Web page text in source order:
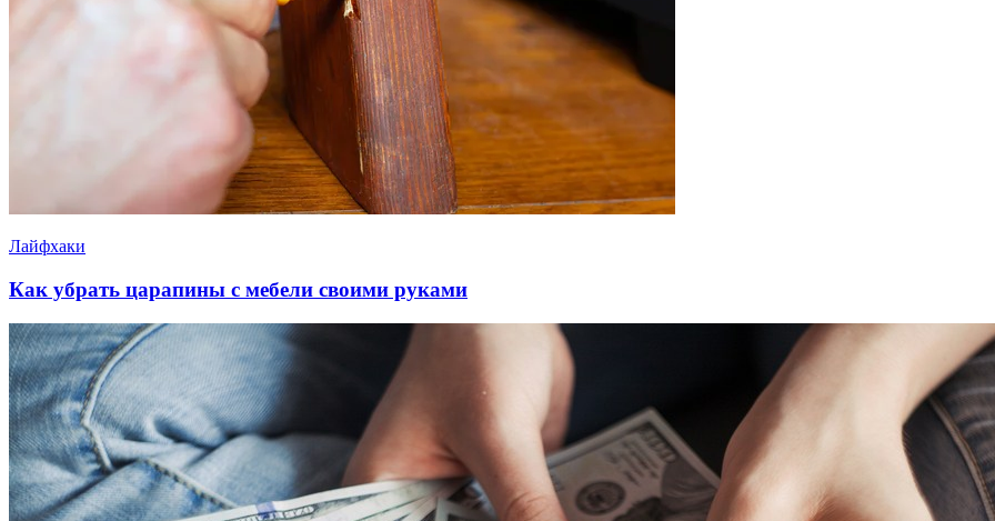
Лайфхаки
Как убрать царапины с мебели своими руками